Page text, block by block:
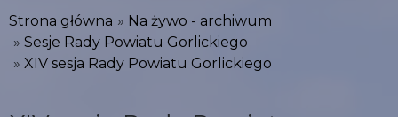
Strona główna
Na żywo - archiwum
Sesje Rady Powiatu Gorlickiego
XIV sesja Rady Powiatu Gorlickiego